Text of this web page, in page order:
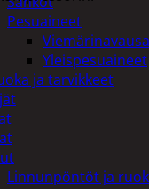
Pesuaineet
Yleispesuaineet
ja tarvikkeet
Linnunpöntöt ja